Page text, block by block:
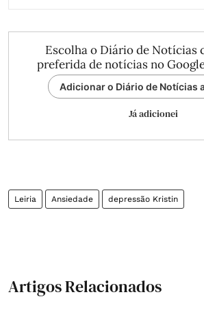
Escolha o Diário de Notícias
preferida de notícias no
Adicionar o Diário de Notícias
Já adicionei
Leiria Ansiedade depressão Kristin
Artigos Relacionados